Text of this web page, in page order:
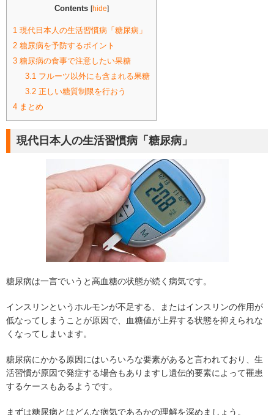
Contents [hide]
1 現代日本人の生活習慣病「糖尿病」
2 糖尿病を予防するポイント
3 糖尿病の食事で注意したい果糖
3.1フルーツ以外にも含まれる果糖
3.2正しい糖質制限を行おう
4 まとめ
現代日本人の生活習慣病「糖尿病」
糖尿病は一言でいうと高血糖の状態が続く病気です。
インスリンというホルモンが不足する、またはインスリンの作用が
低なってしまうことが原因で、血糖値が上昇する状態を抑えられな
くなってしまいます。
糖尿病にかかる原因にはいろいろな要素があると言われており、生
活習慣が原因で発症する場合もありますし遺伝的要素によって罹患
するケースもあるようです。
まずは糖尿病とはどんな病気であるかの理解を深めましょう。